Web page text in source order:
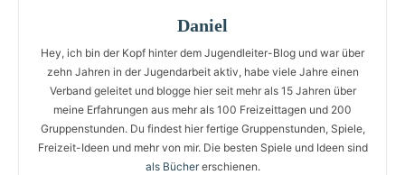
Daniel
Hey, ich bin der Kopf hinter dem Jugendleiter-Blog und war über
zehn Jahren in der Jugendarbeit aktiv, habe viele Jahre einen
Verband geleitet und blogge hier seit mehr als 15 Jahren über
meine Erfahrungen aus mehr als 100 Freizeittagen und 200
Gruppenstunden. Du findest hier fertige Gruppenstunden, Spiele,
Freizeit-Ideen und mehr von mir. Die besten Spiele und Ideen sind
als Büchererschienen.